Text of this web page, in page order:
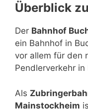
Überblick
Der Bahnhof
ein Bahnhof in
vor allem für den
Pendlerverkehr
Als
Mainstockheim